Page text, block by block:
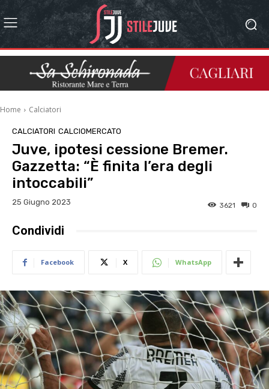
Home Calciatori
CALCIATORI CALCIOMERCATO
Juve, ipotesi cessione Bremer.
Gazzetta: “È finita l’era degli
intoccabili”
25 Giugno 2023 0
3621
Condividi
Facebook X WhatsApp